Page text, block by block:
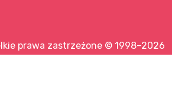
prawa zastrzeżone © 1998–2026